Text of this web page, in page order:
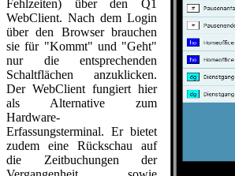
Fehlzeiten) über den Q1
WebClient. Nach dem Login
über den Browser brauchen
sie für "Kommt" und "Geht"
nur die entsprechenden
Schaltflächen anzuklicken.
Der WebClient fungiert hier
als Alternative zum
Hardware-
Erfassungsterminal. Er bietet
zudem eine Rückschau auf
die Zeitbuchungen der